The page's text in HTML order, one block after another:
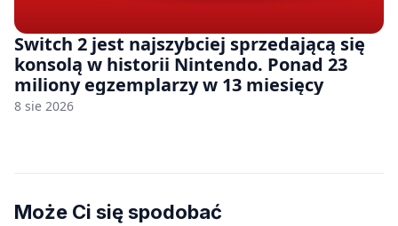
Switch 2 jest najszybciej sprzedającą się
konsolą w historii Nintendo. Ponad 23
miliony egzemplarzy w 13 miesięcy
8 sie 2026
Może Ci się spodobać